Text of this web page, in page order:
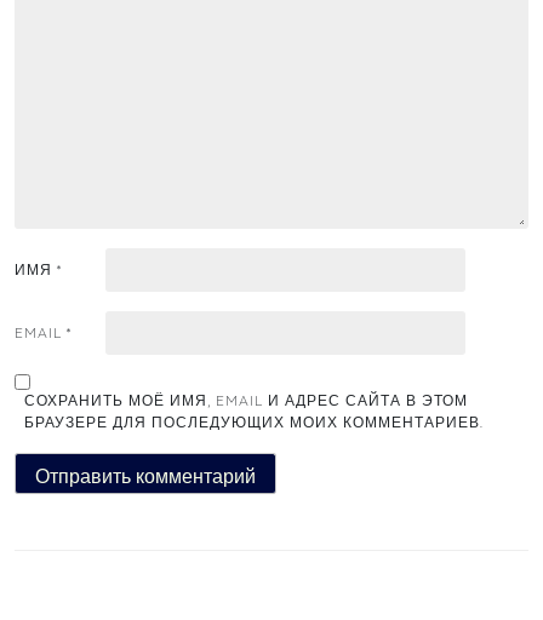
ИМЯ *
EMAIL *
СОХРАНИТЬ МОЁ ИМЯ, EMAIL И АДРЕС САЙТА В ЭТОМ
БРАУЗЕРЕ ДЛЯ ПОСЛЕДУЮЩИХ МОИХ КОММЕНТАРИЕВ.